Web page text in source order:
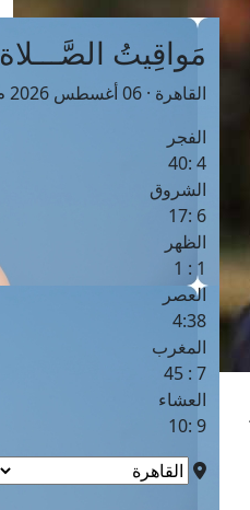
مَواقِيتُ الصَّـــلاة
القاهرة · 06 أغسطس 2026 م
الفجر
4 :40
الشروق
6 :17
الظهر
1 : 1
العصر
4:38
المغرب
7 : 45
العشاء
9 :10